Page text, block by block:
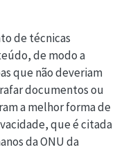
de técnicas
de modo a
que não deveriam
documentos ou
a melhor forma de
que é citada
da ONU da